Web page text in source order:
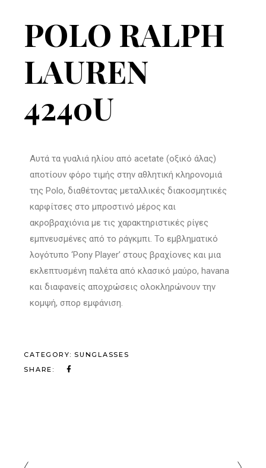
POLO RALPH
LAUREN
4240U
Αυτά τα γυαλιά ηλίου από acetate (οξικό άλας)
αποτίουν φόρο τιμής στην αθλητική κληρονομιά
της Polo, διαθέτοντας μεταλλικές διακοσμητικές
καρφίτσες στο μπροστινό μέρος και
ακροβραχιόνια με τις χαρακτηριστικές ρίγες
εμπνευσμένες από το ράγκμπι. Το εμβληματικό
λογότυπο ‘Pony Player’ στους βραχίονες και μια
εκλεπτυσμένη παλέτα από κλασικό μαύρο, havana
και διαφανείς αποχρώσεις ολοκληρώνουν την
κομψή, σπορ εμφάνιση.
CATEGORY: SUNGLASSES
SHARE: